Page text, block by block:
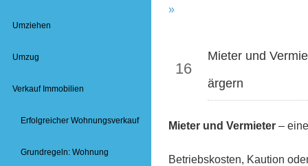
Umziehen
Umzug
Verkauf Immobilien
Erfolgreicher Wohnungsverkauf
Grundregeln: Wohnung
»
16
Mieter und
ärgern
Mieter und Vermieter –
Betriebskosten, Kaution